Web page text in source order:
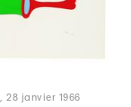
, 28 janvier 1966